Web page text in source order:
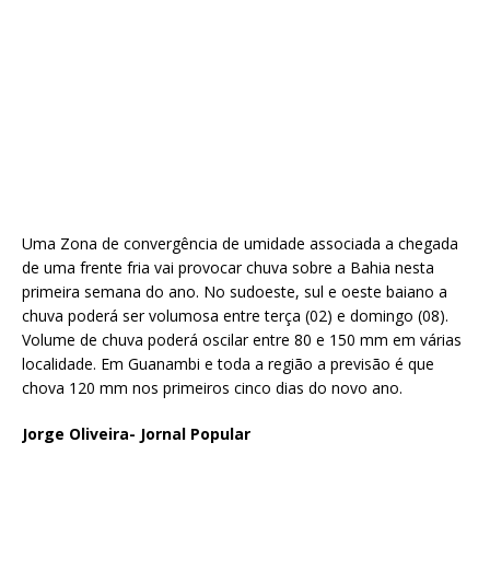
Uma Zona de convergência de umidade associada a chegada
de uma frente fria vai provocar chuva sobre a Bahia nesta
primeira semana do ano. No sudoeste, sul e oeste baiano a
chuva poderá ser volumosa entre terça (02) e domingo (08).
Volume de chuva poderá oscilar entre 80 e 150 mm em várias
localidade. Em Guanambi e toda a região a previsão é que
chova 120 mm nos primeiros cinco dias do novo ano.
Jorge Oliveira- Jornal Popular